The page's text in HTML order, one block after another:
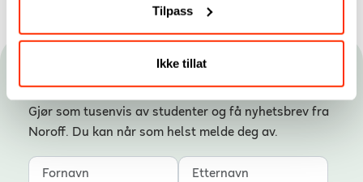
Tilpass
Ikke tillat
Hold deg oppdatert
Gjør som tusenvis av studenter og få nyhetsbrev fra
Noroff. Du kan når som helst melde deg av.
Fornavn
Etternavn